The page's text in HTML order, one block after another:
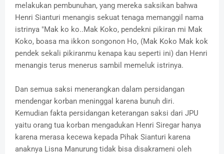
melakukan pembunuhan, yang mereka saksikan bahwa
Henri Sianturi menangis sekuat tenaga memanggil nama
istrinya "Mak ko ko..Mak Koko, pendekni pikiran mi Mak
Koko, boasa ma ikkon songonon Ho, (Mak Koko Mak kok
pendek sekali pikiranmu kenapa kau seperti ini) dan Henri
menangis terus menerus sambil memeluk istrinya.
Dan semua saksi menerangkan dalam persidangan
mendengar korban meninggal karena bunuh diri.
Kemudian fakta persidangan keterangan saksi dari JPU
yaitu orang tua korban mengadukan Henri Siregar hanya
karena merasa kecewa kepada Pihak Sianturi karena
anaknya Lisna Manurung tidak bisa disakrameni oleh